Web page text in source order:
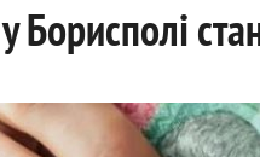
Борисполі